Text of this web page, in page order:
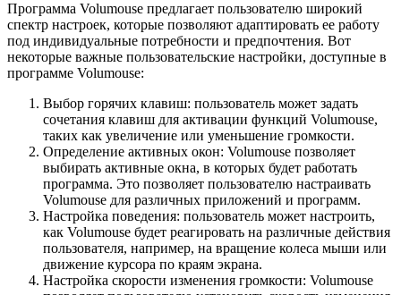
Программа Volumouse предлагает пользователю широкий
спектр настроек, которые позволяют адаптировать ее работу
под индивидуальные потребности и предпочтения. Вот
некоторые важные пользовательские настройки, доступные в
программе Volumouse:
Выбор горячих клавиш: пользователь может задать
сочетания клавиш для активации функций Volumouse,
таких как увеличение или уменьшение громкости.
Определение активных окон: Volumouse позволяет
выбирать активные окна, в которых будет работать
программа. Это позволяет пользователю настраивать
Volumouse для различных приложений и программ.
Настройка поведения: пользователь может настроить,
как Volumouse будет реагировать на различные действия
пользователя, например, на вращение колеса мыши или
движение курсора по краям экрана.
Настройка скорости изменения громкости: Volumouse